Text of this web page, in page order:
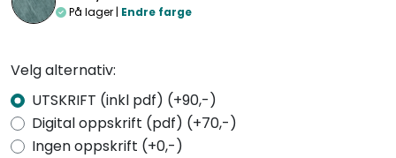
På lager | Endre farge
Velg alternativ:
UTSKRIFT (inkl pdf) (+90,-)
Digital oppskrift (pdf) (+70,-)
Ingen oppskrift (+0,-)